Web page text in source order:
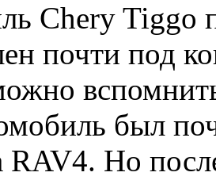
Chery Tiggo
почти под
был
RAV4. Но